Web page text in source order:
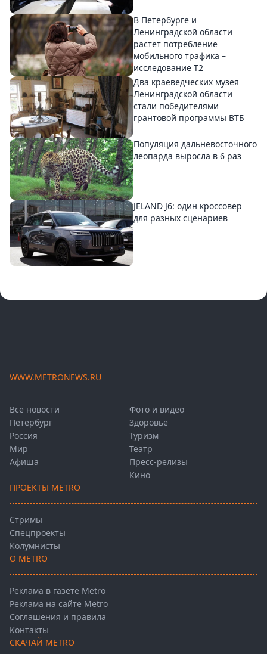
В Петербурге и
Ленинградской области
растет потребление
мобильного трафика –
исследование T2
Два краеведческих музея
Ленинградской области
стали победителями
грантовой программы ВТБ
Популяция дальневосточного
леопарда выросла в 6 раз
JELAND J6: один кроссовер
для разных сценариев
WWW.METRONEWS.RU
Все новости
Петербург
Россия
Мир
Афиша
Фото и видео
Здоровье
Туризм
Театр
Пресс-релизы
Кино
ПРОЕКТЫ METRO
Стримы
Спецпроекты
Колумнисты
О METRO
Реклама в газете Metro
Реклама на сайте Metro
Соглашения и правила
Контакты
СКАЧАЙ METRO